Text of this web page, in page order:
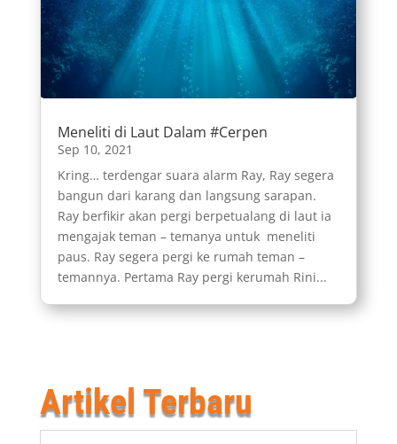
Meneliti di Laut Dalam #Cerpen
Sep 10, 2021
Kring… terdengar suara alarm Ray, Ray segera
bangun dari karang dan langsung sarapan.
Ray berfikir akan pergi berpetualang di laut ia
mengajak teman – temanya untuk meneliti
paus. Ray segera pergi ke rumah teman –
temannya. Pertama Ray pergi kerumah Rini...
Artikel Terbaru